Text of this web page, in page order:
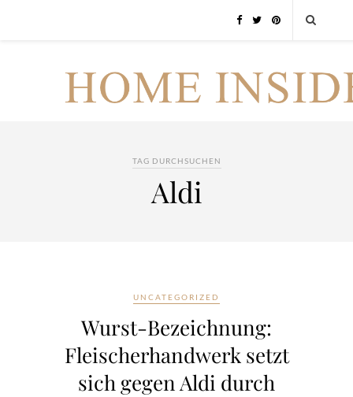
TAG DURCHSUCHEN
Aldi
UNCATEGORIZED
Wurst-Bezeichnung:
Fleischerhandwerk setzt
sich gegen Aldi durch